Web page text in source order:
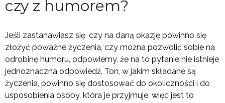
czy z humorem?
Jeśli zastanawiasz się, czy na daną okazję powinno się
złożyć poważne życzenia, czy można pozwolić sobie na
odrobinę humoru, odpowiemy, że na to pytanie nie istnieje
jednoznaczna odpowiedź. Ton, w jakim składane są
życzenia, powinno się dostosować do okoliczności i do
usposobienia osoby, która je przyjmuje, więc jest to